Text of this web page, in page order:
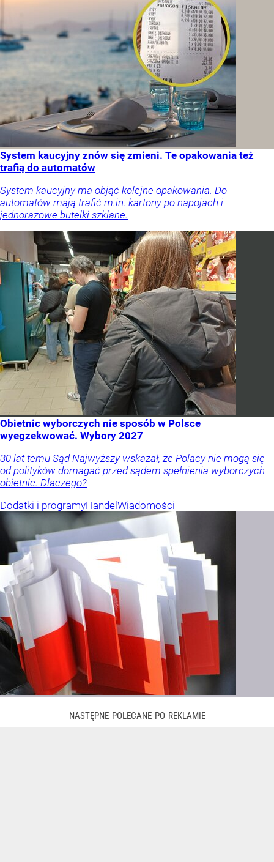
System kaucyjny znów się zmieni. Te opakowania też
trafią do automatów
System kaucyjny ma objąć kolejne opakowania. Do
automatów mają trafić m.in. kartony po napojach i
jednorazowe butelki szklane.
Obietnic wyborczych nie sposób w Polsce
wyegzekwować. Wybory 2027
30 lat temu Sąd Najwyższy wskazał, że Polacy nie mogą się
od polityków domagać przed sądem spełnienia wyborczych
obietnic. Dlaczego?
Dodatki i programyHandel Wiadomości